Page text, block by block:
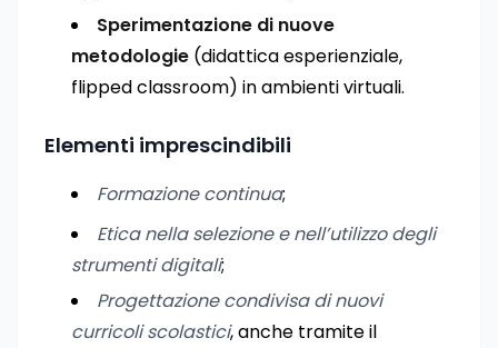
Sperimentazione di nuove
metodologie (didattica esperienziale,
flipped classroom) in ambienti virtuali.
Elementi imprescindibili
Formazione continua;
Etica nella selezione e nell’utilizzo degli
strumenti digitali;
Progettazione condivisa di nuovi
curricoli scolastici, anche tramite il